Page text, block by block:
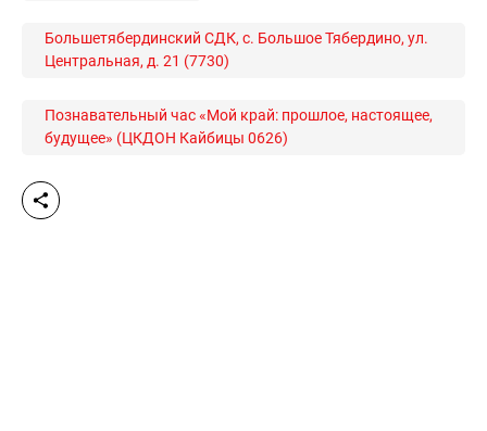
Большетябердинский СДК, с. Большое Тябердино, ул.
Центральная, д. 21 (7730)
Познавательный час «Мой край: прошлое, настоящее,
будущее» (ЦКДОН Кайбицы 0626)